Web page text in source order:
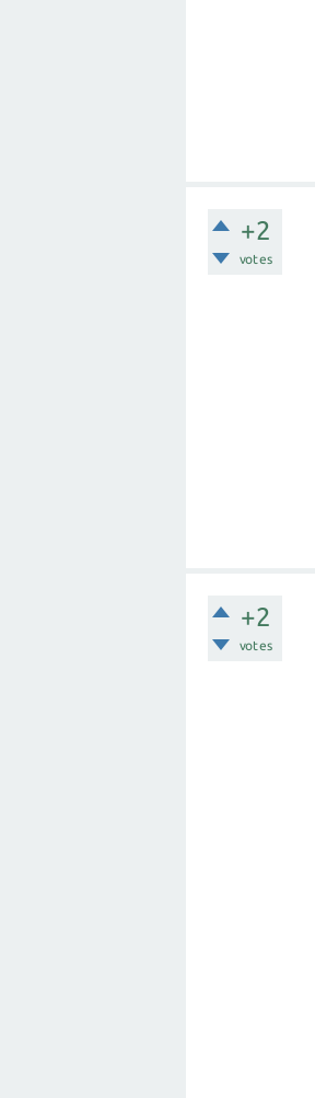
+2
votes
+2
votes